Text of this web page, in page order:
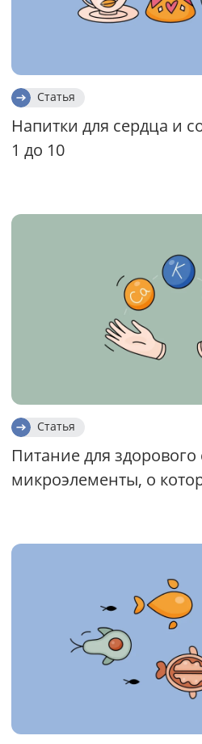
Статья
Напитки для сердца и
1 до 10
Статья
Питание для
микроэлементы, о